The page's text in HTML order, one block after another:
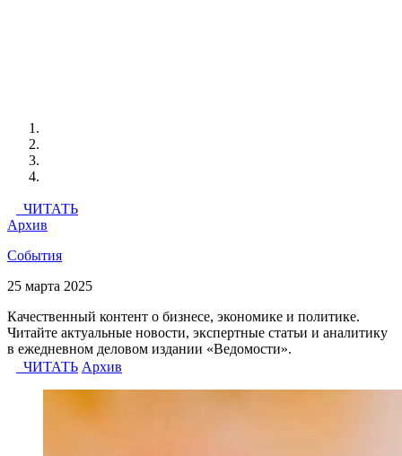
ЧИТАТЬ
Архив
События
25 марта 2025
Качественный контент о бизнесе, экономике и политике.
Читайте актуальные новости, экспертные статьи и аналитику
в ежедневном деловом издании «Ведомости».
ЧИТАТЬ Архив